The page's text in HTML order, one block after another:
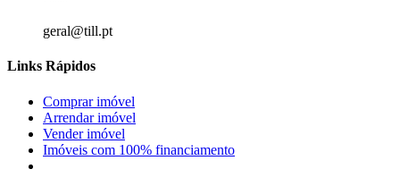
geral@till.pt
Links Rápidos
Comprar imóvel
Arrendar imóvel
Vender imóvel
Imóveis com 100% financiamento